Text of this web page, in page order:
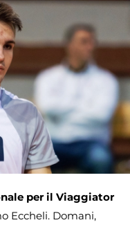
per il Viaggiator
Eccheli. Domani,